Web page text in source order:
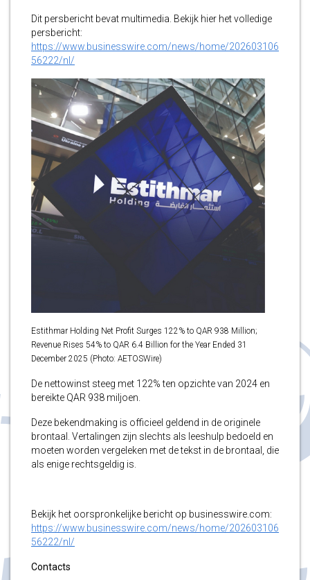
Dit persbericht bevat multimedia. Bekijk hier het volledige
persbericht:
https://www.businesswire.com/news/home/202603106
56222/nl/
Estithmar Holding Net Profit Surges 122% to QAR 938 Million;
Revenue Rises 54% to QAR 6.4 Billion for the Year Ended 31
December 2025 (Photo: AETOSWire)
De nettowinst steeg met 122% ten opzichte van 2024 en
bereikte QAR 938 miljoen.
Deze bekendmaking is officieel geldend in de originele
brontaal. Vertalingen zijn slechts als leeshulp bedoeld en
moeten worden vergeleken met de tekst in de brontaal, die
als enige rechtsgeldig is.
Bekijk het oorspronkelijke bericht op businesswire.com:
https://www.businesswire.com/news/home/202603106
56222/nl/
Contacts